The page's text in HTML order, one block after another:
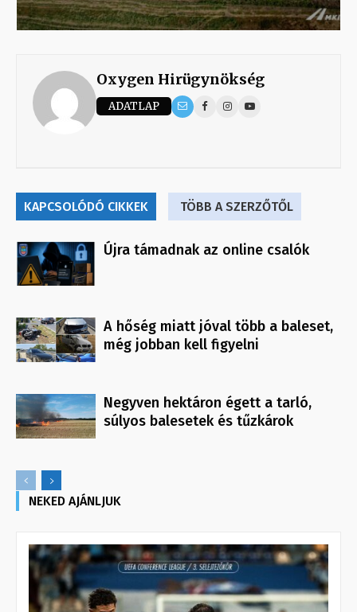
Oxygen Hirügynökség
ADATLAP
KAPCSOLÓDÓ CIKKEK TÖBB A SZERZŐTŐL
Újra támadnak az online csalók
A hőség miatt jóval több a baleset,
még jobban kell figyelni
Negyven hektáron égett a tarló,
súlyos balesetek és tűzkárok
NEKED AJÁNLJUK